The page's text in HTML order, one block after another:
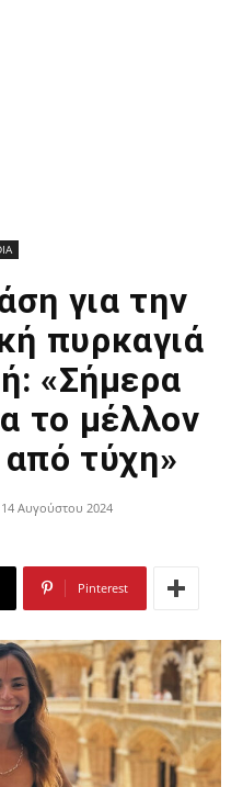
για την
πυρκαγιά
«Σήμερα
το μέλλον
τύχη»
14 Αυγούστου 2024
Pinterest